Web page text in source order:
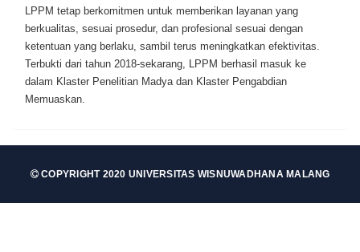
PENGABDIAN
PUBLIKASI
LOGIN
LPPM tetap berkomitmen untuk memberikan layanan yang
berkualitas, sesuai prosedur, dan profesional sesuai dengan
ketentuan yang berlaku, sambil terus meningkatkan efektivitas.
Terbukti dari tahun 2018-sekarang, LPPM berhasil masuk ke
dalam Klaster Penelitian Madya dan Klaster Pengabdian
Memuaskan.
COPYRIGHT 2020 UNIVERSITAS WISNUWADHANA MALANG